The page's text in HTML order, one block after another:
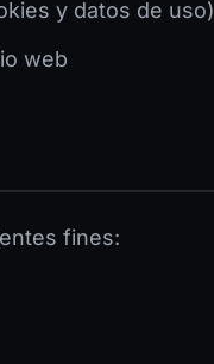
y datos de uso)
web
fines: